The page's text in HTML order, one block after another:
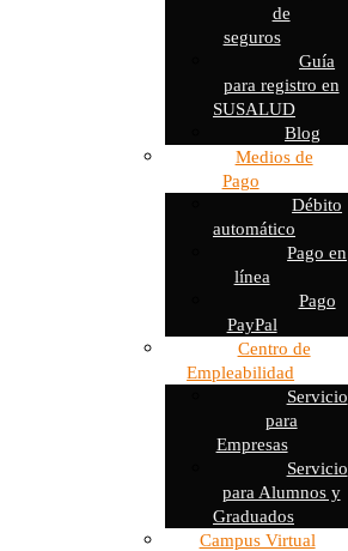
de
seguros
Guía
para registro en
SUSALUD
Blog
Medios de
Pago
Débito
automático
Pago en
línea
Pago
PayPal
Centro de
Empleabilidad
Servicio
para
Empresas
Servicio
para Alumnos y
Graduados
Campus Virtual